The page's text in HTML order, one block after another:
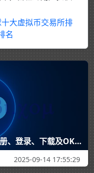
大虚拟币交易所排
名
OK交易平台官网入口 - OK官网注册、登录、下载及OK币行情分析
2025-09-14 17:55:29